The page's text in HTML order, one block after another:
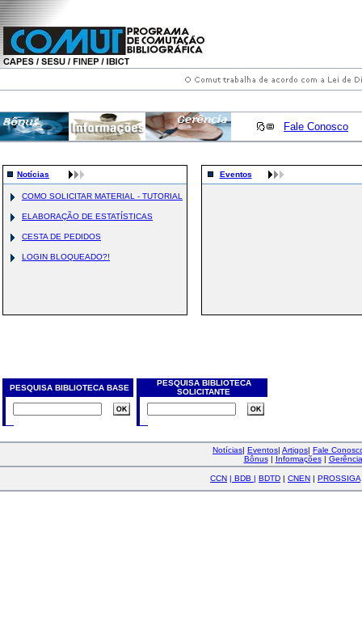
Fale Conosco
Notícias
COMO SOLICITAR MATERIAL - TUTORIAL
ELABORAÇÃO DE ESTATÍSTICAS
CESTA DE PEDIDOS
LOGIN BLOQUEADO?!
Eventos
PESQUISA BIBLIOTECA BASE
PESQUISA BIBLIOTECA
SOLICITANTE
Notícias| Eventos| Artigos| Fale
Bônus| Informações| Gerência
CCN | BDB | BDTD | CNEN | PROSSIGA